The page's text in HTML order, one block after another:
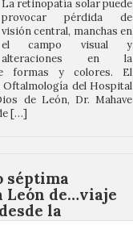
alteraciones en la
formas y colores. El
Oftalmología del Hospital
de León, Dr. Mahave
[…]
626 con
la marcha en
FEVE